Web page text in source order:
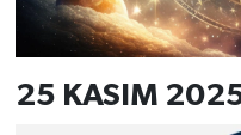
25 KASIM 2025